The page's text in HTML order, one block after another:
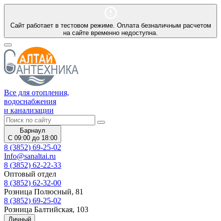
Сайт работает в тестовом режиме. Оплата безналичным расчетом
на сайте временно недоступна.
Все для отопления,
водоснабжения
и канализации
Барнаул
С 09:00 до 18:00
8 (3852) 69-25-02
Info@sanaltai.ru
8 (3852) 62-22-33
Оптовый отдел
8 (3852) 62-32-00
Розница Полюсный, 81
8 (3852) 69-25-02
Розница Балтийская, 103
Личный